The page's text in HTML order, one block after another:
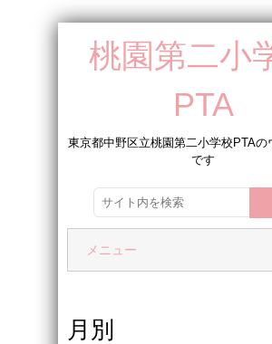
桃園第二小
PTA
東京都中野区立桃園第二小学校PTAの
です
メニュー
月別